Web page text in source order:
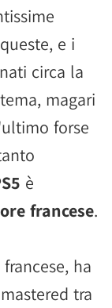
e i
circa la
magari
forse
è
francese.
ha
tra